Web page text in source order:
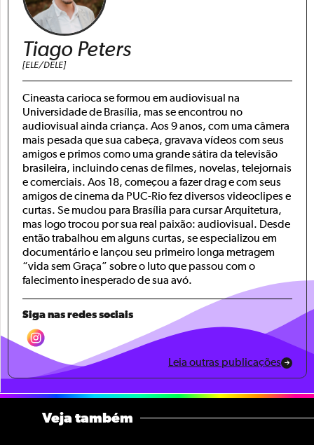
Tiago Peters
[ELE/DELE]
Cineasta carioca se formou em audiovisual na
Universidade de Brasília, mas se encontrou no
audiovisual ainda criança. Aos 9 anos, com uma câmera
mais pesada que sua cabeça, gravava vídeos com seus
amigos e primos como uma grande sátira da televisão
brasileira, incluindo cenas de filmes, novelas, telejornais
e comerciais. Aos 18, começou a fazer drag e com seus
amigos de cinema da PUC-Rio fez diversos videoclipes e
curtas. Se mudou para Brasília para cursar Arquitetura,
mas logo trocou por sua real paixão: audiovisual. Desde
então trabalhou em alguns curtas, se especializou em
documentário e lançou seu primeiro longa metragem
“vida sem Graça” sobre o luto que passou com o
falecimento inesperado de sua avó.
Siga nas redes sociais
Leia outras publicações
Veja também